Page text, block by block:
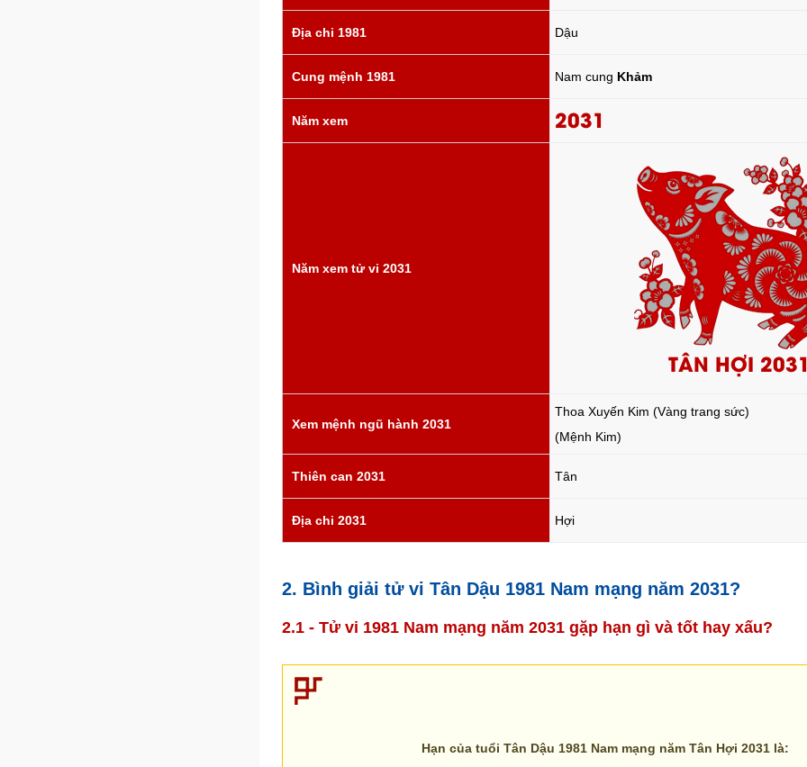
Địa chi 1981 Dậu
Cung mệnh 1981 Nam cung Khảm
Năm xem 2031
Năm xem tử vi 2031
TÂN HỢI
Xem mệnh ngũ hành 2031
Thoa Xuyến Kim (Vàng trang sức)
(Mệnh Kim)
Thiên can 2031 Tân
Địa chi 2031 Hợi
2. Bình giải tử vi Tân Dậu 1981 Nam mạng năm 2031?
2.1 - Tử vi 1981 Nam mạng năm 2031 gặp hạn gì và tốt hay xấu?
Hạn của tuổi Tân Dậu 1981 Nam mạng năm Tân Hợi 2031 là: